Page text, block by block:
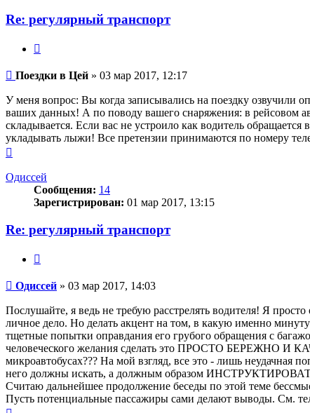
Re: регулярный транспорт
Сообщение
Поездки в Цей » 03 мар 2017, 12:17
У меня вопрос: Вы когда записывались на поездку озвучили
ваших данных! А по поводу вашего снаряжения: в рейсовом
складывается. Если вас не устроило как водитель
укладывать лыжи! Все претензии принимаются по номеру
началу
Одиссей
Сообщения: 14
Зарегистрирован: 01 мар 2017, 13:15
Re: регулярный транспорт
Сообщение
Одиссей » 03 мар 2017, 14:03
Послушайте, я ведь не требую расстрелять водителя! Я
личное дело. Но делать акцент на том, в какую именно
тщетные попытки оправдания его грубого обращения с
человеческого желания сделать это ПРОСТО БЕРЕЖНО И
микроавтобусах??? На мой взгляд, все это - лишь неудачная
него должны искать, а должным образом
Считаю дальнейшее продолжение беседы по этой теме
Пусть потенциальные пассажиры сами делают выводы. См.